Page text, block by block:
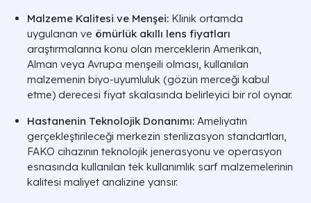
YAŞANABİLECEK
OPTİK SORUN
KLİNİK KARŞILIĞI VE SEMPTOMLAR
Disphotopsia
Geceleri araba sürerken farların veya
sokak lambalarının etrafında haleler (
ve parlamalar ( glare ) görülmesi.
Kontrast
Duyarlılık
Kaybı
Alacakaranlıkta veya çok loş ortamlarda
renklerin ve gölgelerin canlılığında
azalma hissedilmesi.
Malzeme Kalitesi ve Menşei: Klinik ortamda
uygulanan ve ömürlük akıllı lens fiyatları
araştırmalarına konu olan merceklerin Amerikan,
Alman veya Avrupa menşeili olması, kullanılan
malzemenin biyo-uyumluluk (gözün merceği kabul
etme) derecesi fiyat skalasında belirleyici bir rol oynar.
Hastanenin Teknolojik Donanımı: Ameliyatın
gerçekleştirileceği merkezin sterilizasyon standartları,
FAKO cihazının teknolojik jenerasyonu ve operasyon
esnasında kullanılan tek kullanımlık sarf malzemelerinin
kalitesi maliyet analizine yansır.